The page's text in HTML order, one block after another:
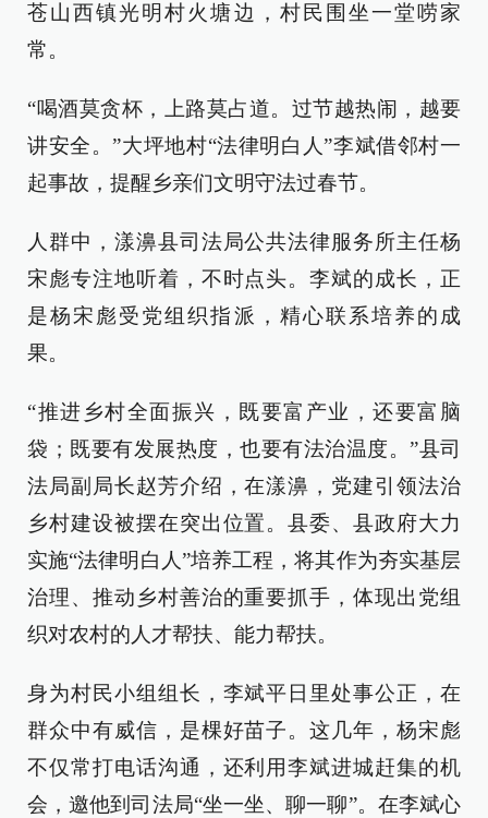
苍山西镇光明村火塘边，村民围坐一堂唠家
常。
“喝酒莫贪杯，上路莫占道。过节越热闹，越要
讲安全。”大坪地村“法律明白人”李斌借邻村一
起事故，提醒乡亲们文明守法过春节。
人群中，漾濞县司法局公共法律服务所主任杨
宋彪专注地听着，不时点头。李斌的成长，正
是杨宋彪受党组织指派，精心联系培养的成
果。
“推进乡村全面振兴，既要富产业，还要富脑
袋；既要有发展热度，也要有法治温度。”县司
法局副局长赵芳介绍，在漾濞，党建引领法治
乡村建设被摆在突出位置。县委、县政府大力
实施“法律明白人”培养工程，将其作为夯实基层
治理、推动乡村善治的重要抓手，体现出党组
织对农村的人才帮扶、能力帮扶。
身为村民小组组长，李斌平日里处事公正，在
群众中有威信，是棵好苗子。这几年，杨宋彪
不仅常打电话沟通，还利用李斌进城赶集的机
会，邀他到司法局“坐一坐、聊一聊”。在李斌心